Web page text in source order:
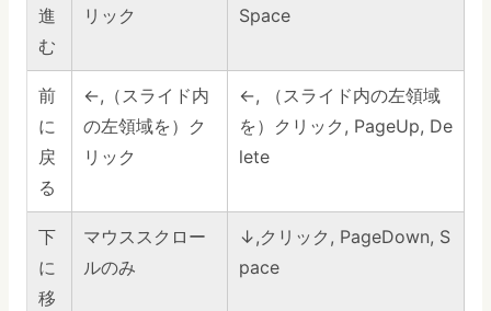
進
む
リック
Space
前
に
戻
る
←,（スライド内
の左領域を）ク
リック
←, （スライド内の左領域
を）クリック, PageUp, De
lete
下
に
移
マウススクロー
ルのみ
↓,クリック, PageDown, S
pace